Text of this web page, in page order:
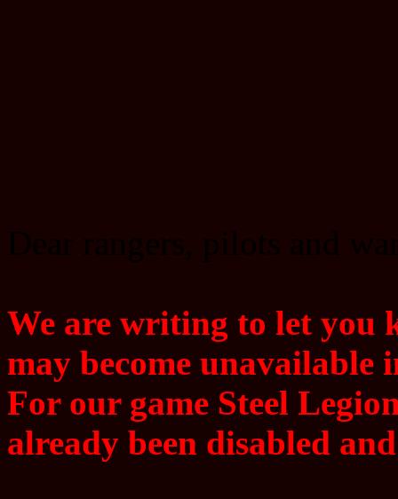
We are writing to let you
may become unavailable
For our game Steel
already been disabled